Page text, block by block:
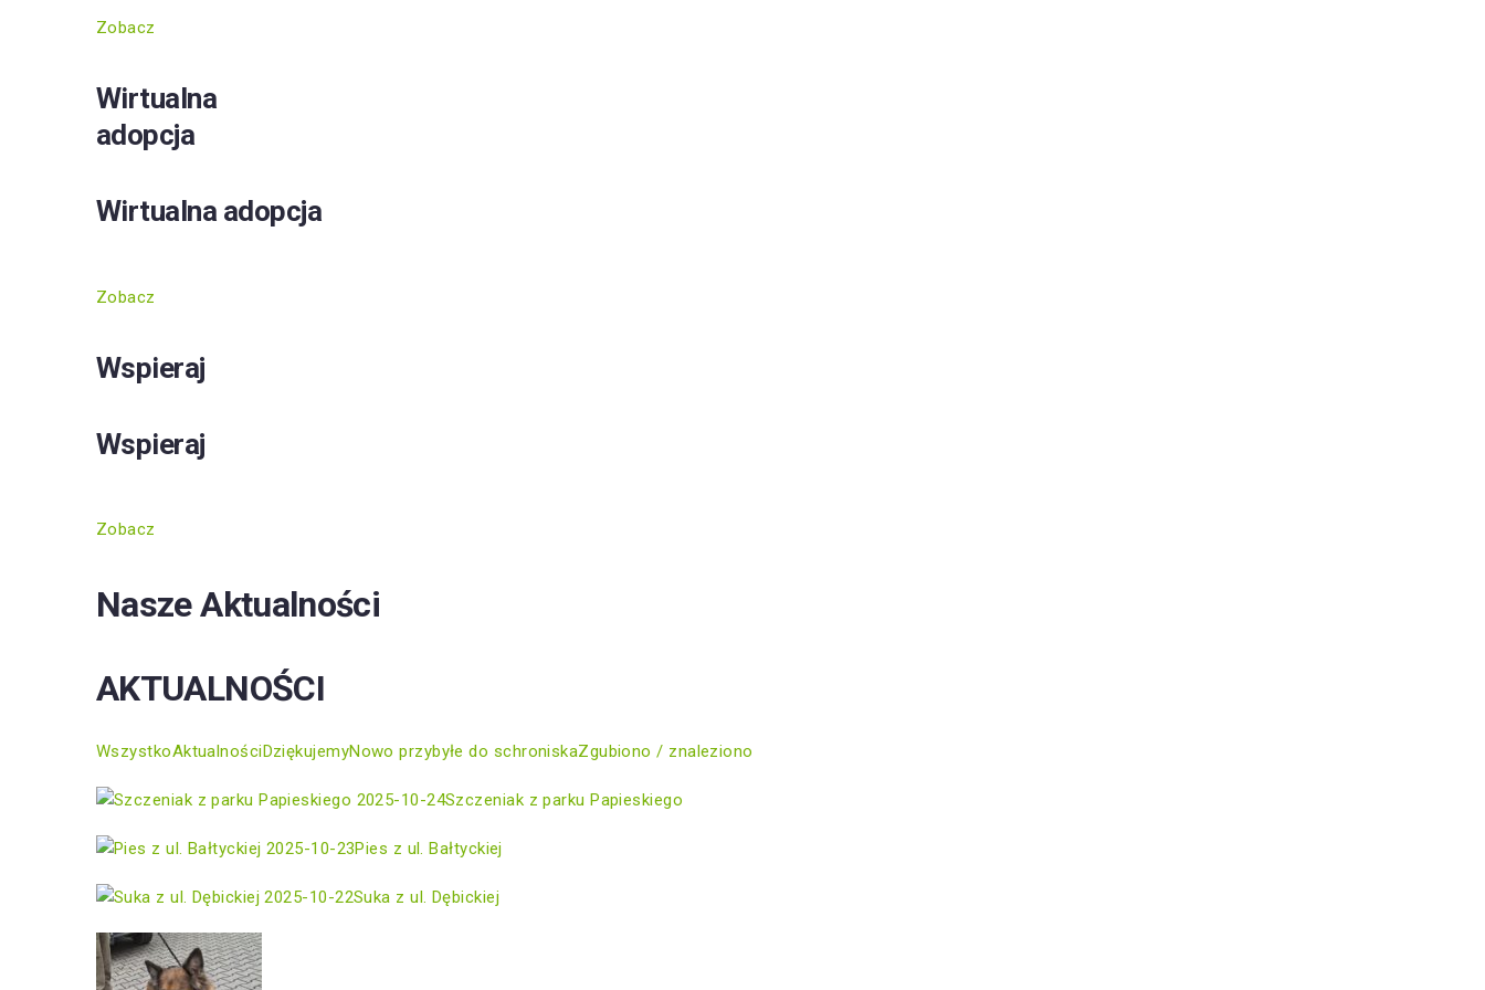
Zobacz
Wirtualna
adopcja
Wirtualna adopcja
Zobacz
Wspieraj
Wspieraj
Zobacz
Nasze Aktualności
AKTUALNOŚCI
WszystkoAktualnościDziękujemyNowo przybyłe do schroniskaZgubiono / znaleziono
2025-10-24Szczeniak z parku Papieskiego
2025-10-23Pies z ul. Bałtyckiej
2025-10-22Suka z ul. Dębickiej